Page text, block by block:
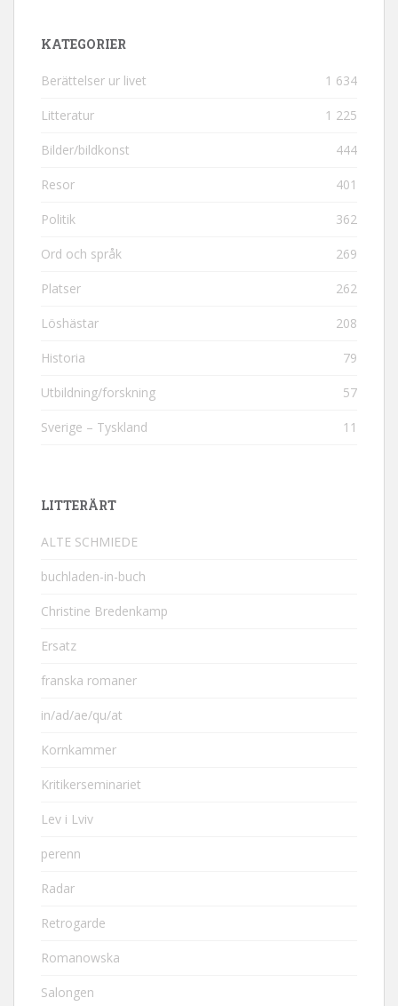
KATEGORIER
Berättelser ur livet 1 634
Litteratur 1 225
Bilder/bildkonst 444
Resor 401
Politik 362
Ord och språk 269
Platser 262
Löshästar 208
Historia 79
Utbildning/forskning 57
Sverige – Tyskland 11
LITTERÄRT
ALTE SCHMIEDE
buchladen-in-buch
Christine Bredenkamp
Ersatz
franska romaner
in/ad/ae/qu/at
Kornkammer
Kritikerseminariet
Lev i Lviv
perenn
Radar
Retrogarde
Romanowska
Salongen